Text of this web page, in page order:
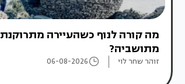
מה קורה לנוף כשהעיירה מתרוקנת
מתושביה?
זוהר שחר לוי 06-08-2026